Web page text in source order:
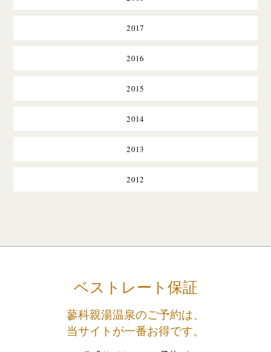
2017
2016
2015
2014
2013
2012
ベストレート保証
蓼科親湯温泉のご予約は、
当サイトが一番お得です。